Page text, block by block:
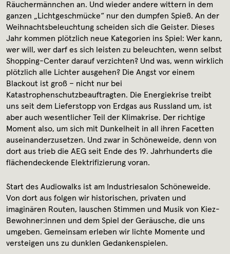
Räuchermännchen an. Und wieder andere wittern in dem
ganzen „Lichtgeschmücke“ nur den dumpfen Spieß. An der
Weihnachtsbeleuchtung scheiden sich die Geister. Dieses
Jahr kommen plötzlich neue Kategorien ins Spiel: Wer kann,
wer will, wer darf es sich leisten zu beleuchten, wenn selbst
Shopping-Center darauf verzichten? Und was, wenn wirklich
plötzlich alle Lichter ausgehen? Die Angst vor einem
Blackout ist groß – nicht nur bei
Katastrophenschutzbeauftragten. Die Energiekrise treibt
uns seit dem Lieferstopp von Erdgas aus Russland um, ist
aber auch wesentlicher Teil der Klimakrise. Der richtige
Moment also, um sich mit Dunkelheit in all ihren Facetten
auseinanderzusetzen. Und zwar in Schöneweide, denn von
dort aus trieb die AEG seit Ende des 19. Jahrhunderts die
flächendeckende Elektrifizierung voran.
Start des Audiowalks ist am Industriesalon Schöneweide.
Von dort aus folgen wir historischen, privaten und
imaginären Routen, lauschen Stimmen und Musik von Kiez-
Bewohner:innen und dem Spiel der Geräusche, die uns
umgeben. Gemeinsam erleben wir lichte Momente und
versteigen uns zu dunklen Gedankenspielen.